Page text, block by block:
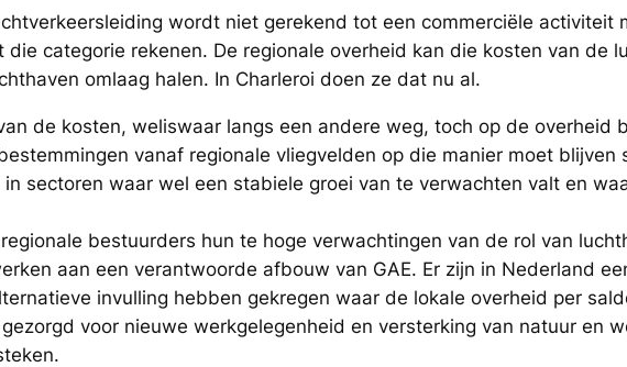
wordt niet gerekend tot een commerciële activiteit
categorie rekenen. De regionale overheid kan die kosten van de
omlaag halen. In Charleroi doen ze dat nu al.
de kosten, weliswaar langs een andere weg, toch op de overheid
vanaf regionale vliegvelden op die manier moet blijven
sectoren waar wel een stabiele groei van te verwachten valt en
bestuurders hun te hoge verwachtingen van de rol van
aan een verantwoorde afbouw van GAE. Er zijn in Nederland
invulling hebben gekregen waar de lokale overheid per
voor nieuwe werkgelegenheid en versterking van natuur en